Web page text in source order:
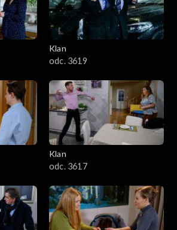
Klan
odc. 3619
Klan
odc. 3617